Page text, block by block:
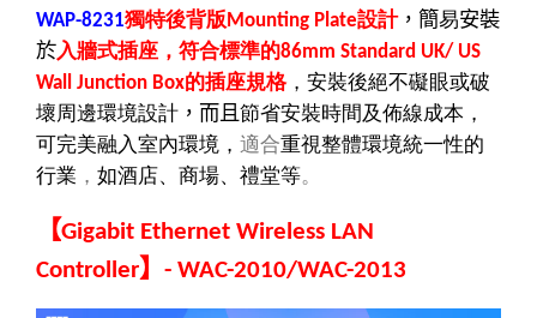
WAP-8231獨特後背版 Mounting Plate設計，簡易安裝
於入牆式插座，符合標準的86mm Standard UK/ US
Wall Junction Box的插座規格，安裝後絕不礙眼或破
壞周邊環境設計 ，而且節省安裝時間及佈線成本，
可完美融入室內環境 ， 適合重視整體環境統一性的
行業 ， 如酒店、商場、禮堂等。
【Gigabit Ethernet Wireless LAN
Controller】 - WAC-2010/WAC-2013